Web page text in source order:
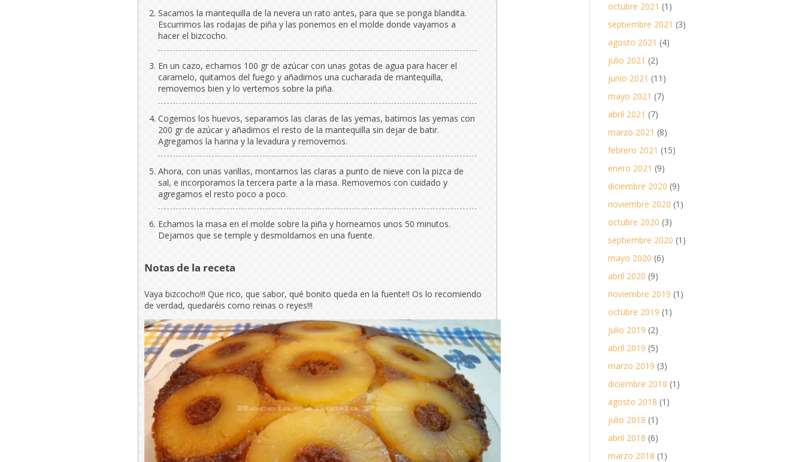
Sacamos la mantequilla de la nevera un rato antes, para que se ponga blandita.
Escurrimos las rodajas de piña y las ponemos en el molde donde vayamos a
hacer el bizcocho.
En un cazo, echamos 100 gr de azúcar con unas gotas de agua para hacer el
caramelo, quitamos del fuego y añadimos una cucharada de mantequilla,
removemos bien y lo vertemos sobre la piña.
Cogemos los huevos, separamos las claras de las yemas, batimos las yemas con
200 gr de azúcar y añadimos el resto de la mantequilla sin dejar de batir.
Agregamos la harina y la levadura y removemos.
Ahora, con unas varillas, montamos las claras a punto de nieve con la pizca de
sal, e incorporamos la tercera parte a la masa. Removemos con cuidado y
agregamos el resto poco a poco.
Echamos la masa en el molde sobre la piña y horneamos unos 50 minutos.
Dejamos que se temple y desmoldamos en una fuente.
Notas de la receta
Vaya bizcocho!!! Que rico, que sabor, qué bonito queda en la fuente!! Os lo recomiendo
de verdad, quedaréis como reinas o reyes!!!
octubre 2021 (1)
septiembre 2021 (3)
agosto 2021 (4)
julio 2021 (2)
junio 2021 (11)
mayo 2021 (7)
abril 2021 (7)
marzo 2021 (8)
febrero 2021 (15)
enero 2021 (9)
diciembre 2020 (9)
noviembre 2020 (1)
octubre 2020 (3)
septiembre 2020 (1)
mayo 2020 (6)
abril 2020 (9)
noviembre 2019 (1)
octubre 2019 (1)
julio 2019 (2)
abril 2019 (5)
marzo 2019 (3)
diciembre 2018 (1)
agosto 2018 (1)
julio 2018 (1)
abril 2018 (6)
marzo 2018 (1)